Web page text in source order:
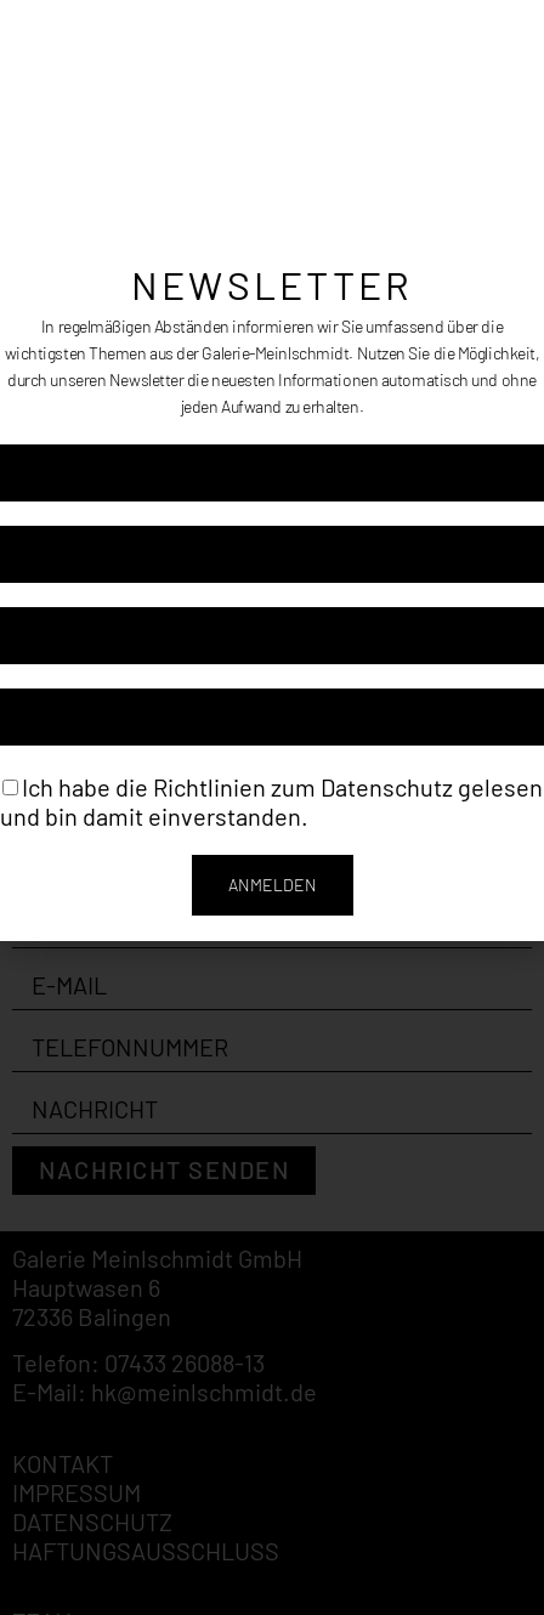
MARILYN WITH PEARL EARRING
ArtikelnummerSG002
KategorieJames F. Gill *1934 (Malerei)
NACHRICHT SENDEN
Galerie Meinlschmidt GmbH
Hauptwasen 6
72336 Balingen
Telefon: 07433 26088-13
E-Mail: hk@meinlschmidt.de
KONTAKT
IMPRESSUM
DATENSCHUTZ
HAFTUNGSAUSSCHLUSS
NEWSLETTER
In regelmäßigen Abständen informieren wir Sie umfassend über die
wichtigsten Themen aus der Galerie-Meinlschmidt. Nutzen Sie die Möglichkeit,
durch unseren Newsletter die neuesten Informationen automatisch und ohne
jeden Aufwand zu erhalten.
Ich habe die Richtlinien zum Datenschutz gelesen
und bin damit einverstanden.
ANMELDEN